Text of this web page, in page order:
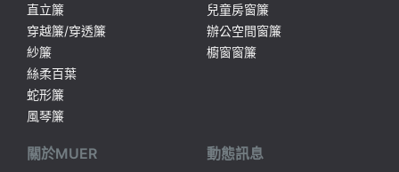
直立簾
穿越簾/穿透簾
紗簾
絲柔百葉
蛇形簾
風琴簾
兒童房窗簾
辦公空間窗簾
櫥窗窗簾
關於MUER 動態訊息